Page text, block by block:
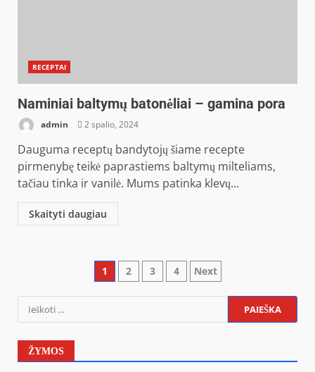
RECEPTAI
Naminiai baltymų batonėliai – gamina pora
admin 2 spalio, 2024
Dauguma receptų bandytojų šiame recepte
pirmenybę teikė paprastiems baltymų milteliams,
tačiau tinka ir vanilė. Mums patinka klevų...
Skaityti daugiau
1 2 3 4 Next
ŽYMOS